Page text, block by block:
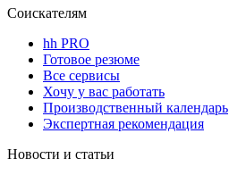
Соискателям
hh PRO
Готовое резюме
Все сервисы
Хочу у вас работать
Производственный календарь
Экспертная рекомендация
Новости и статьи